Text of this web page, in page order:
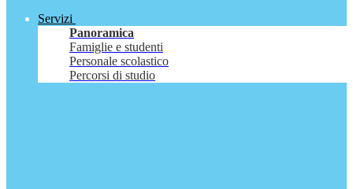
Servizi
Panoramica
Famiglie e studenti
Personale scolastico
Percorsi di studio